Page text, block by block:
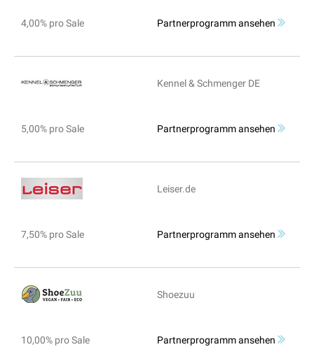
4,00% pro Sale Partnerprogramm ansehen
Kennel & Schmenger DE
5,00% pro Sale Partnerprogramm ansehen
Leiser.de
7,50% pro Sale Partnerprogramm ansehen
Shoezuu
10,00% pro Sale Partnerprogramm ansehen